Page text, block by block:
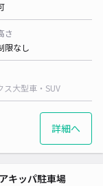
さ
限なし
ス大型車・SUV
詳細へ
キッパ駐車場